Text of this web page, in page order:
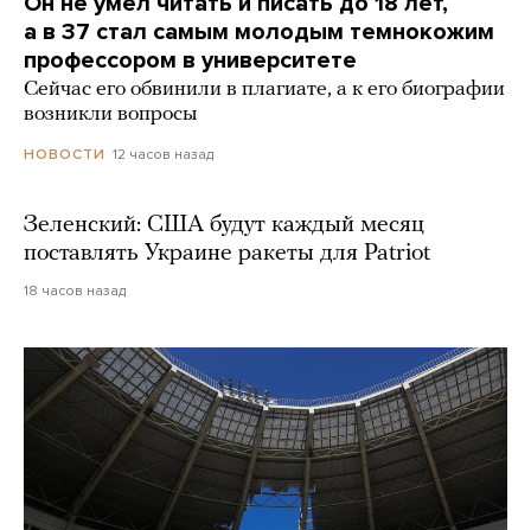
а в 37 стал самым молодым темнокожим
профессором в университете
Сейчас его обвинили в плагиате, а к его биографии
возникли вопросы
НОВОСТИ 12 часов назад
Зеленский: США будут каждый месяц
поставлять Украине ракеты для Patriot
18 часов назад